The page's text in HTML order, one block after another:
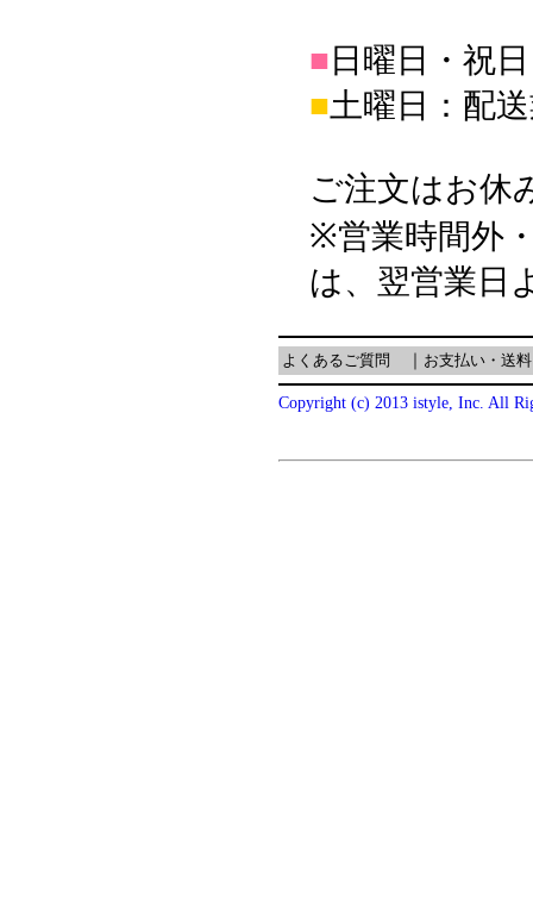
■ 日曜日・祝
■土曜日：配
ご注文はお休
※営業時間外
は、翌営業日
よくあるご質問 お支払い・送料
Copyright (c) 2013 istyle, Inc. All